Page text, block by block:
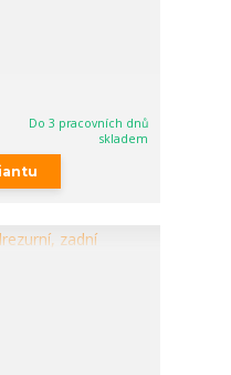
Do 3 pracovních dnů
skladem